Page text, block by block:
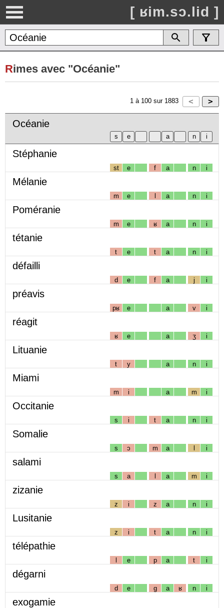
[ ʁim.sɔ.lid ]
Rimes avec "Océanie"
1 à 100 sur 1883
Océanie
Stéphanie
st e f a n i
Mélanie
m e l a n i
Poméranie
m e ʁ a n i
tétanie
t e t a n i
défailli
d e f a j i
préavis
pʁ e a v i
réagit
ʁ e a ʒ i
Lituanie
t y a n i
Miami
m i a m i
Occitanie
s i t a n i
Somalie
s ɔ m a l i
salami
s a l a m i
zizanie
z i z a n i
Lusitanie
z i t a n i
télépathie
l e p a t i
dégarni
d e g a ʁ n i
exogamie